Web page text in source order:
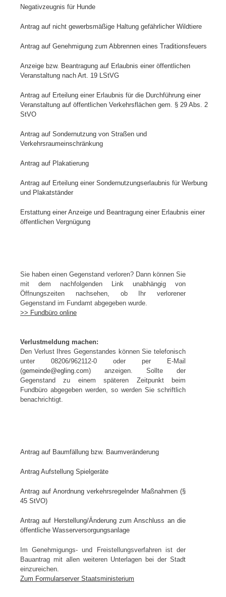
Negativzeugnis für Hunde
Antrag auf nicht gewerbsmäßige Haltung gefährlicher Wildtiere
Antrag auf Genehmigung zum Abbrennen eines Traditionsfeuers
Anzeige bzw. Beantragung auf Erlaubnis einer öffentlichen
Veranstaltung nach Art. 19 LStVG
Antrag auf Erteilung einer Erlaubnis für die Durchführung einer
Veranstaltung auf öffentlichen Verkehrsflächen gem. § 29 Abs. 2
StVO
Antrag auf Sondernutzung von Straßen und
Verkehrsraumeinschränkung
Antrag auf Plakatierung
Antrag auf Erteilung einer Sondernutzungserlaubnis für Werbung
und Plakatständer
Erstattung einer Anzeige und Beantragung einer Erlaubnis einer
öffentlichen Vergnügung
Sie haben einen Gegenstand verloren? Dann können Sie
mit dem nachfolgenden Link unabhängig von
Öffnungszeiten nachsehen, ob Ihr verlorener
Gegenstand im Fundamt abgegeben wurde.
>> Fundbüro online
Verlustmeldung machen:
Den Verlust Ihres Gegenstandes können Sie telefonisch
unter 08206/962112-0 oder per E-Mail
(gemeinde@egling.com) anzeigen. Sollte der
Gegenstand zu einem späteren Zeitpunkt beim
Fundbüro abgegeben werden, so werden Sie schriftlich
benachrichtigt.
Antrag auf Baumfällung bzw. Baumveränderung
Antrag Aufstellung Spielgeräte
Antrag auf Anordnung verkehrsregelnder Maßnahmen (§
45 StVO)
Antrag auf Herstellung/Änderung zum Anschluss an die
öffentliche Wasserversorgungsanlage
Im Genehmigungs- und Freistellungsverfahren ist der
Bauantrag mit allen weiteren Unterlagen bei der Stadt
einzureichen.
Zum Formularserver Staatsministerium